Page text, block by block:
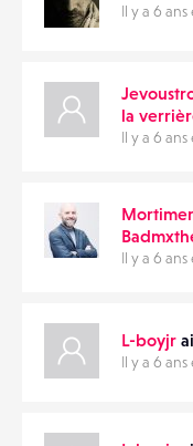
Il y a 6 ans
la
Il y a 6 ans
Mortimer
Il y a 6 ans
L-boyjr
Il y a 6 ans